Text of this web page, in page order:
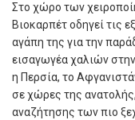
Στο χώρο των
Βιοκαρπέτ οδηγεί τις
αγάπη της για την
εισαγωγέα χαλιών
η Περσία, το
σε χώρες της
αναζήτησης των πιο